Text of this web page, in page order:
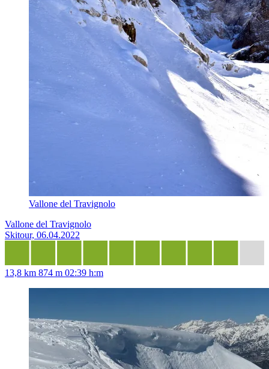
Vallone del Travignolo
Vallone del Travignolo
Skitour, 06.04.2022
13,8 km 874 m 02:39 h:m